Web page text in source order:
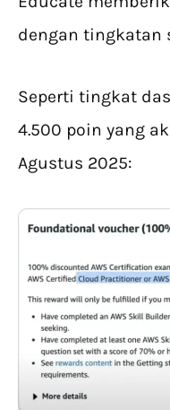
dengan tingkatan
Seperti tingkat
4.500 poin yang
Agustus 2025: